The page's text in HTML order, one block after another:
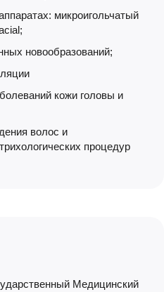
микроигольчатый
новообразований;
кожи головы и
волос и
процедур
Медицинский